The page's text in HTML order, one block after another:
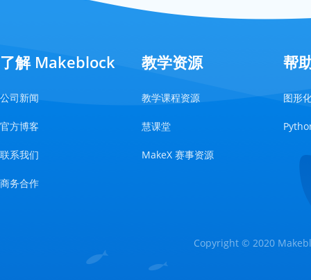
了解 Makeblock
公司新闻
官方博客
联系我们
商务合作
教学资源
教学课程资源
慧课堂
MakeX 赛事资源
帮
图形
Copyright © 2020